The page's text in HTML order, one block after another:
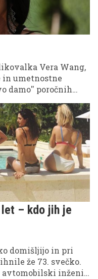
Vera Wang,
in umetnostne
damo'' poročnih
manj. Kdo je
in se ne stara?
– kdo jih je
domišljijo in pri
že 73. svečko.
avtomobilski inženir